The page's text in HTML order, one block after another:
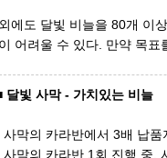
에도 달빛 비늘을 80개 이
어려울 수 있다. 만약 목표
달빛 사막 - 가치있는 비늘
사막의 카라반에서 3배 납품
사막의 카라반 1회 진행 중,